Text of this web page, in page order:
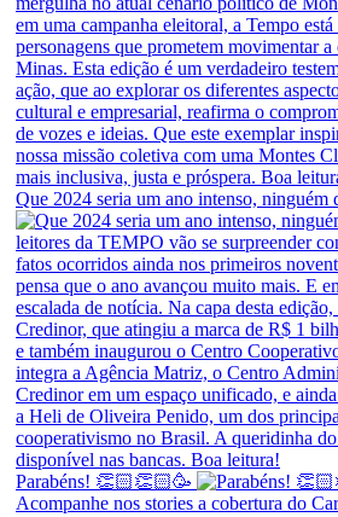
Que 2024 seria um ano intenso, ninguém
Parabéns! 👏🏻👏🏻🥳
Acompanhe nos stories a cobertura do